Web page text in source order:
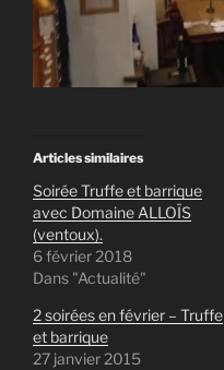
Articles similaires
Soirée Truffe et barrique
avec Domaine ALLOÏS
(ventoux).
6 février 2018
Dans "Actualité"
2 soirées en février – Truffe
et barrique
27 janvier 2015